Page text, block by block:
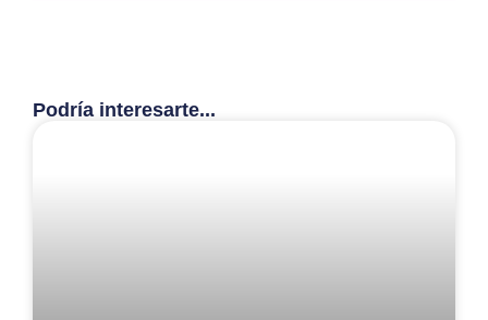
Podría interesarte...